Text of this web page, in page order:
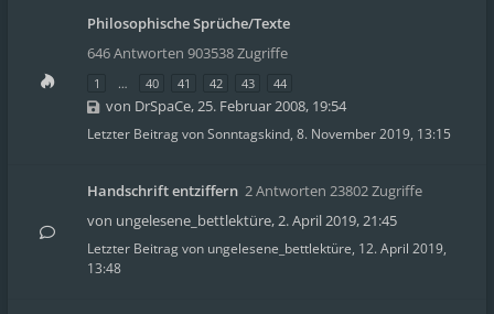
Philosophische Sprüche/Texte
646 Antworten 903538 Zugriffe
1 … 40 41 42 43 44
von DrSpaCe,25. Februar 2008, 19:54
Letzter Beitrag vonSonntagskind, 8. November 2019, 13:15
Handschrift entziffern 2 Antworten 23802 Zugriffe
von ungelesene_bettlektüre,2. April 2019, 21:45
Letzter Beitrag von ungelesene_bettlektüre, 12. April 2019,
13:48